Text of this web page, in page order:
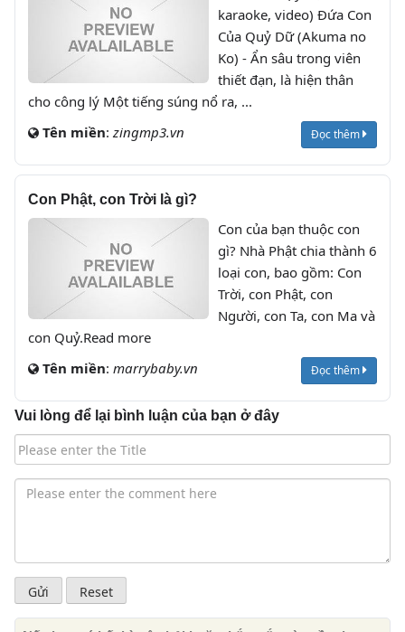
karaoke, video) Đứa Con
Của Quỷ Dữ (Akuma no
Ko) - Ẩn sâu trong viên
thiết đạn, là hiện thân
cho công lý Một tiếng súng nổ ra, ...
Tên miền:zingmp3.vn Đọc thêm
Con Phật, con Trời là gì?
Con của bạn thuộc con
gì? Nhà Phật chia thành 6
loại con, bao gồm: Con
Trời, con Phật, con
Người, con Ta, con Ma và
con Quỷ.Read more
Tên miền: marrybaby.vn Đọc thêm
Vui lòng để lại bình luận của bạn ở đây